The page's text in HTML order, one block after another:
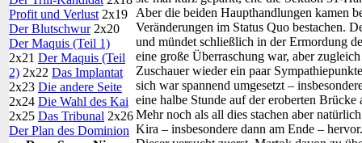
Profit und Verlust 2x19
Der Blutschwur2x20
Der Maquis (Teil 1)
2x21 Der Maquis (Teil
2) 2x22 Das Implantat
2x23 Die andere Seite
2x24 Die Wahl des Kai
2x25 Das Tribunal 2x26
Der Plan des Dominion
Aber die beiden Haupthandlungen kamen
Veränderungen im Status Quo bestachen.
und mündet schließlich in der Ermordung
eine große Überraschung war, aber
Zuschauer wieder ein paar
sich war spannend umgesetzt –
eine halbe Stunde auf der eroberten
Mehr noch als all dies stachen aber
Kira – insbesondere dann am Ende –